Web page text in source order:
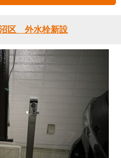
区 外水栓新設